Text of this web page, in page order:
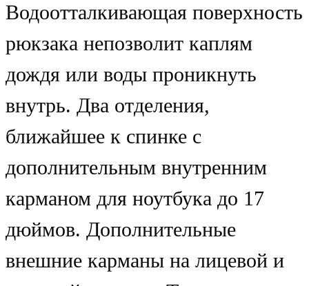
Водоотталкивающая поверхность
рюкзака непозволит каплям
дождя или воды проникнуть
внутрь. Два отделения,
ближайшее к спинке с
дополнительным внутренним
карманом для ноутбука до 17
дюймов. Дополнительные
внешние карманы на лицевой и